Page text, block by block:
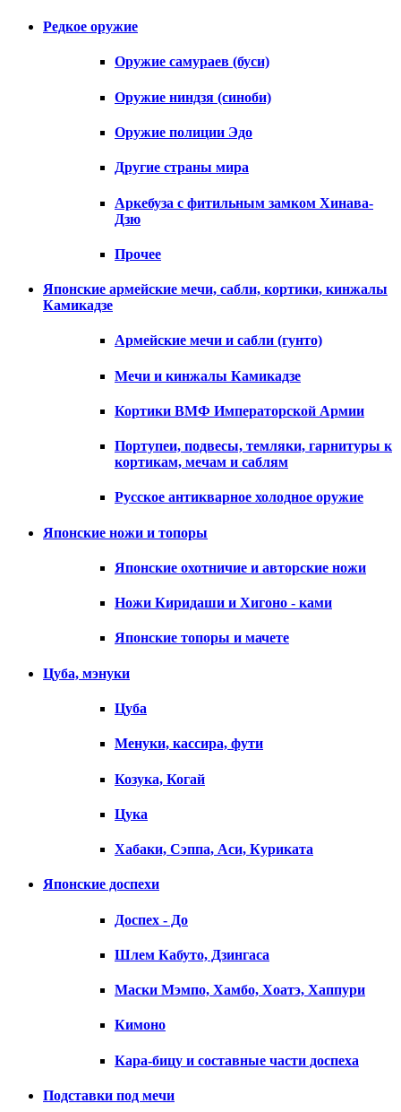
Редкое оружие
Оружие самураев (буси)
Оружие ниндзя (синоби)
Оружие полиции Эдо
Другие страны мира
Аркебуза с фитильным замком Хинава-
Дзю
Прочее
Японские армейские мечи, сабли, кортики, кинжалы
Камикадзе
Армейские мечи и сабли (гунто)
Мечи и кинжалы Камикадзе
Кортики ВМФ Императорской Армии
Портупеи, подвесы, темляки, гарнитуры к
кортикам, мечам и саблям
Русское антикварное холодное оружие
Японские ножи и топоры
Японские охотничие и авторские ножи
Ножи Киридаши и Хигоно - ками
Японские топоры и мачете
Цуба, мэнуки
Цуба
Менуки, кассира, фути
Козука, Когай
Цука
Хабаки, Сэппа, Аси, Куриката
Японские доспехи
Доспех - До
Шлем Кабуто, Дзингаса
Маски Мэмпо, Хамбо, Хоатэ, Хаппури
Кимоно
Кара-бицу и составные части доспеха
Подставки под мечи